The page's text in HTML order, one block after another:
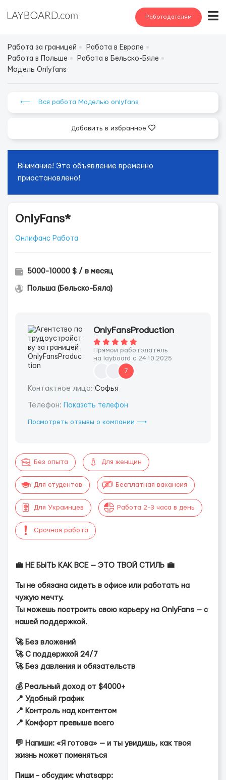
Работодателям
Работа за границей
Работа в Европе
Работа в Польше
Работа в Бельско-Бяле
Модель Onlyfans
⟵ Вся работа Моделью onlyfans
Добавить в избранное
Внимание! Это объявление временно
приостановлено!
OnlyFans*
Онлифанс Работа
5000-10000 $ / в месяц
Польша (Бельско-Бяла)
OnlyFansProduction
Прямой работодатель
на layboard с 24.10.2025
7
Контактное лицо: Софья
Телефон: Показать телефон
Посмотреть отзывы о компании ⟶
Без опыта Для женщин
Для студентов Бесплатная вакансия
Для Украинцев Работа 2-3 часа в день
Срочная работа
💼 НЕ БЫТЬ КАК ВСЕ — ЭТО ТВОЙ СТИЛЬ 💼
Ты не обязана сидеть в офисе или работать на
чужую мечту.
Ты можешь построить свою карьеру на OnlyFans — с
нашей поддержкой.
🚀 Без вложений
🚀 С поддержкой 24/7
🚀 Без давления и обязательств
💰 Реальный доход от $4000+
📍 Удобный график
📍 Контроль над контентом
📍 Комфорт превыше всего
💬 Напиши: «Я готова» — и ты увидишь, как твоя
жизнь может поменяться
Пиши - обсудим: whatsapp: